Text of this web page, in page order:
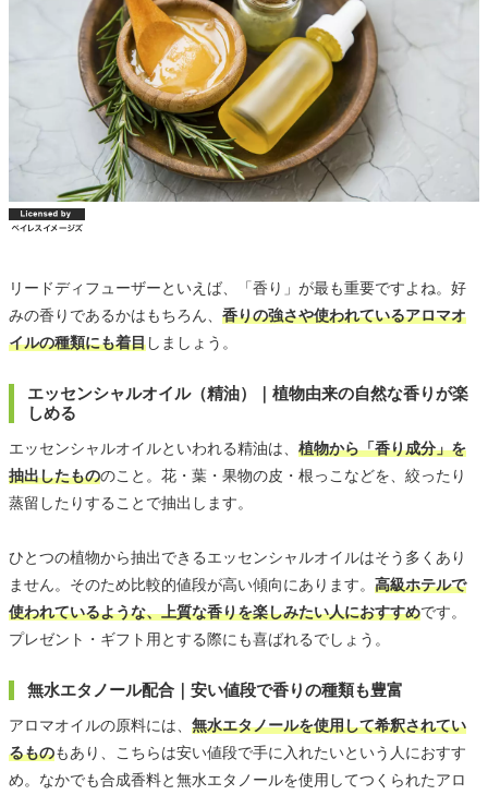
リードディフューザーといえば、「香り」が最も重要ですよね。好
みの香りであるかはもちろん、 香りの強さや使われているアロマオ
イルの種類にも着目しましょう。
エッセンシャルオイル（精油）｜植物由来の自然な香りが楽
しめる
エッセンシャルオイルといわれる精油は、 植物から「香り成分」を
抽出したもののこと。花・葉・果物の皮・根っこなどを、絞ったり
蒸留したりすることで抽出します。
ひとつの植物から抽出できるエッセンシャルオイルはそう多くあり
ません。そのため比較的値段が高い傾向にあります。 高級ホテルで
使われているような、上質な香りを楽しみたい人におすすめです。
プレゼント・ギフト用とする際にも喜ばれるでしょう。
無水エタノール配合｜安い値段で香りの種類も豊富
アロマオイルの原料には、 無水エタノールを使用して希釈されてい
るものもあり、こちらは安い値段で手に入れたいという人におすす
め。なかでも合成香料と無水エタノールを使用してつくられたアロ